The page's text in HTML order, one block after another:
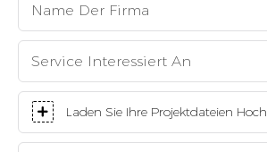
Name Der Firma
Service Interessiert An
Laden Sie Ihre Projektdateien Hoch